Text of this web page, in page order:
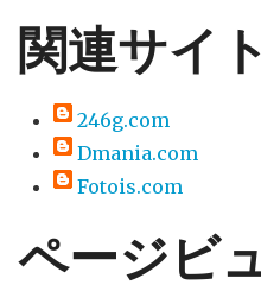
関連サイト
246g.com
Dmania.com
Fotois.com
ページビ